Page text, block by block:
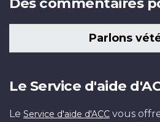
Parlons
Le Service d'aide
Le Service d'aide d'ACC vous